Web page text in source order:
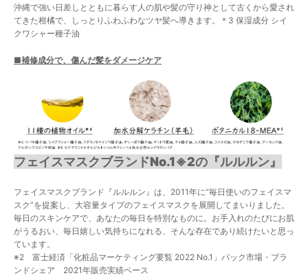
沖縄で強い日差しとともに暮らす人の肌や髪の守り神として古くから愛され
てきた柑橘で、しっとりふわふわなツヤ髪へ導きます。＊3 保湿成分 シイ
クワシャー種子油
■補修成分で、傷んだ髪をダメージケア
フェイスマスクブランドNo.1※2の『ルルルン』
フェイスマスクブランド『ルルルン』は、2011年に“毎日使いのフェイスマ
スク”を提案し、大容量タイプのフェイスマスクを展開してまいりました。
毎日のスキンケアで、あなたの毎日を特別なものに。お手入れのたびにお肌
がうるおい、毎日嬉しい気持ちになれる、そんな存在であり続けたいと思っ
ています。
※2 富士経済「化粧品マーケティング要覧 2022 No.1」パック市場・ブラ
ンドシェア 2021年販売実績ベース